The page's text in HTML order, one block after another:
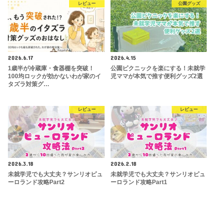
レビュー
2026.6.17
1歳半が冷蔵庫・食器棚を突破！
100均ロックが効かないわが家のイ
タズラ対策グ…
公園グッズ
2026.4.15
公園ピクニックを楽にする！未就学
児ママが本気で推す便利グッズ2選
レビュー
2026.3.18
未就学児でも大丈夫？サンリオピュ
ーロランド攻略Part2
レビュー
2026.2.18
未就学児でも大丈夫？サンリオピュ
ーロランド攻略Part1